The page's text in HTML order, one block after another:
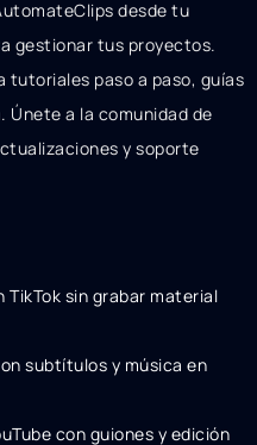
TikTok sin grabar material
subtítulos y música en
con guiones y edición
desde tu
gestionar tus proyectos.
tutoriales paso a paso, guías
a la comunidad de
y soporte